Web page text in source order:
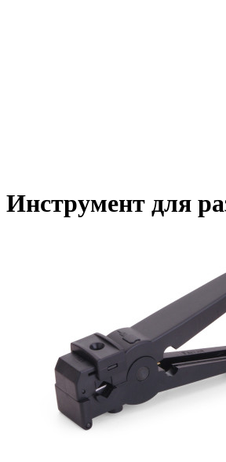
Инструмент для